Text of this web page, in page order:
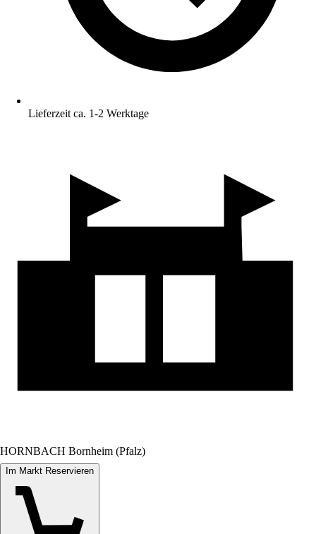
Lieferzeit ca. 1-2 Werktage
HORNBACH Bornheim (Pfalz)
Im Markt Reservieren